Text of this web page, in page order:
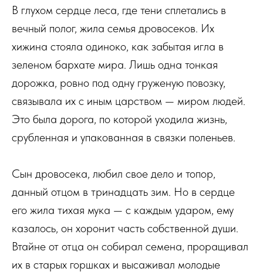
В глухом сердце леса, где тени сплетались в
вечный полог, жила семья дровосеков. Их
хижина стояла одиноко, как забытая игла в
зеленом бархате мира. Лишь одна тонкая
дорожка, ровно под одну груженую повозку,
связывала их с иным царством — миром людей.
Это была дорога, по которой уходила жизнь,
срубленная и упакованная в связки поленьев.
Сын дровосека, любил свое дело и топор,
данный отцом в тринадцать зим. Но в сердце
его жила тихая мука — с каждым ударом, ему
казалось, он хоронит часть собственной души.
Втайне от отца он собирал семена, проращивал
их в старых горшках и высаживал молодые